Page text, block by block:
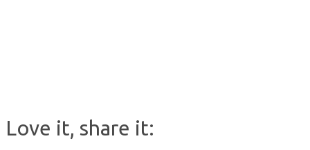
Love it, share it: